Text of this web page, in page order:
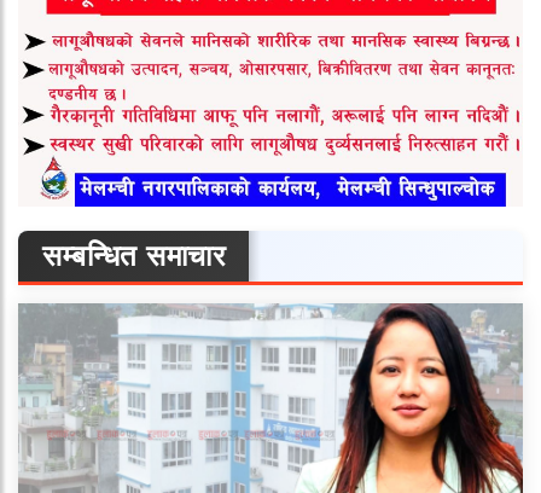
सम्बन्धित समाचार